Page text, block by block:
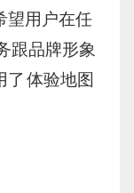
望用户在任
跟品牌形象
了 体验地图